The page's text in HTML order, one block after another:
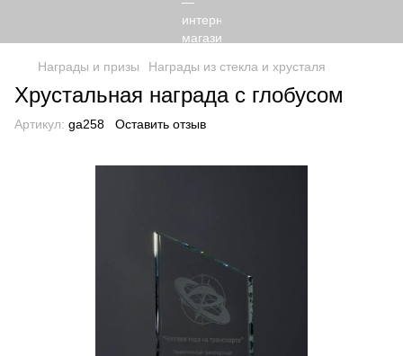
Награды и призы Награды из стекла и хрусталя
Хрустальная награда с глобусом
Артикул: ga258 Оставить отзыв